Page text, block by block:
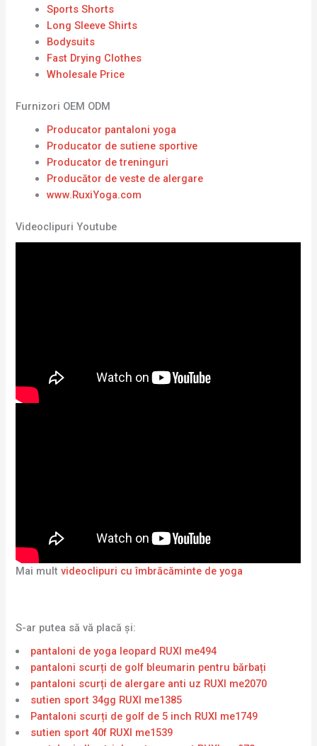
Sports Shorts
Long Sleeve Shirts
Bodysuits
Fast Drying Clothes
Wholesale Price
Furnizori OEM ODM
Producator pantaloni yoga
Producator de sutiene sportive
Producator de treninguri
Producător de veste de alergare
www.RuxiYoga.com
Videoclipuri Youtube
Mai multvideoclipuri cu îmbrăcăminte de yoga
S-ar putea să vă placă și:
pantaloni de yoga leopard RUXI me494
pantaloni scurți de golf bleumarin pentru bărbați
pantaloni scurți de alergare anti uz RUXI me2070
sutien sport 34gg RUXI me1385
Pantaloni scurți de golf de 5 inch RUXI me1749
sutien sport 40f RUXI me1539